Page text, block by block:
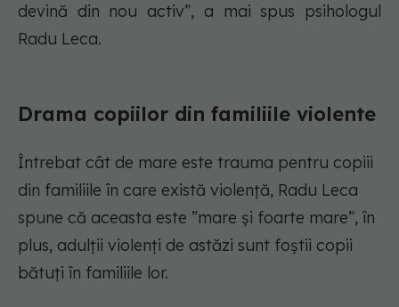
devină din nou activ”, a mai spus psihologul
Radu Leca.
Drama copiilor din familiile violente
Întrebat cât de mare este trauma pentru copiii
din familiile în care există violență, Radu Leca
spune că aceasta este ”mare și foarte mare”, în
plus, adulții violenți de astăzi sunt foștii copii
bătuți în familiile lor.